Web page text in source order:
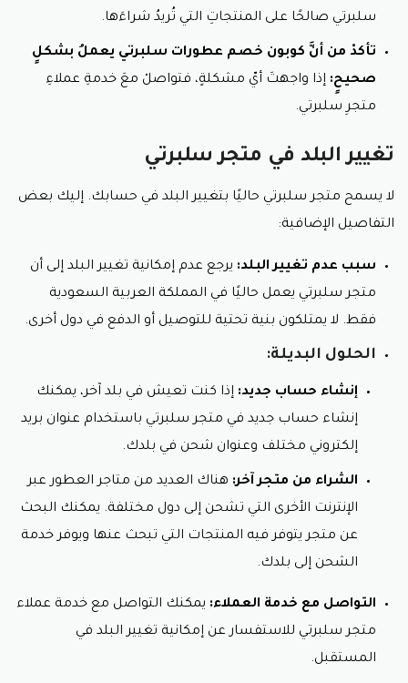
سلبرتي صالحًا على المنتجاتِ التي تُريدُ شراءَها.
تأكدْ من أنَّ كوبون خصم عطورات سلبرتي يعملُ بشكلٍ
صحيحٍ: إذا واجهتَ أيّ مشكلةٍ، فتواصلْ معَ خدمةِ عملاءِ
متجرِ سلبرتي.
تغيير البلد في متجر سلبرتي
لا يسمح متجر سلبرتي حاليًا بتغيير البلد في حسابك. إليك بعض
التفاصيل الإضافية:
سبب عدم تغيير البلد: يرجع عدم إمكانية تغيير البلد إلى أن
متجر سلبرتي يعمل حاليًا في المملكة العربية السعودية
فقط. لا يمتلكون بنية تحتية للتوصيل أو الدفع في دول أخرى.
الحلول البديلة:
إنشاء حساب جديد: إذا كنت تعيش في بلد آخر، يمكنك
إنشاء حساب جديد في متجر سلبرتي باستخدام عنوان بريد
إلكتروني مختلف وعنوان شحن في بلدك.
الشراء من متجر آخر: هناك العديد من متاجر العطور عبر
الإنترنت الأخرى التي تشحن إلى دول مختلفة. يمكنك البحث
عن متجر يتوفر فيه المنتجات التي تبحث عنها ويوفر خدمة
الشحن إلى بلدك.
التواصل مع خدمة العملاء: يمكنك التواصل مع خدمة عملاء
متجر سلبرتي للاستفسار عن إمكانية تغيير البلد في
المستقبل.